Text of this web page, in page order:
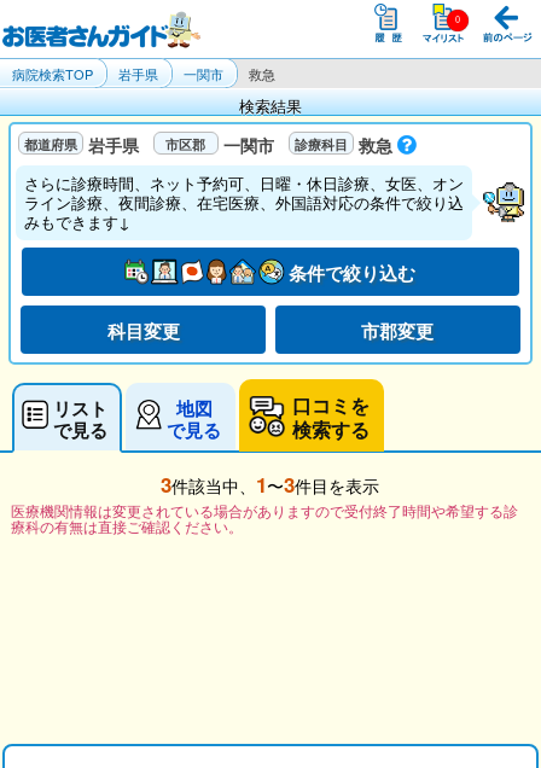
病院検索TOP 岩手県 一関市 救急
検索結果
岩手県 一関市 救急
さらに診療時間、ネット予約可、日曜・休日診療、女医、オン
ライン診療、夜間診療、在宅医療、外国語対応の条件で絞り込
みもできます↓
条件で絞り込む
科目変更 市郡変更
リスト
で見る
地図
で見る
口コミを
検索する
3件該当中、 1〜3件目を表示
医療機関情報は変更されている場合がありますので受付終了時間や希望する診
療科の有無は直接ご確認ください。